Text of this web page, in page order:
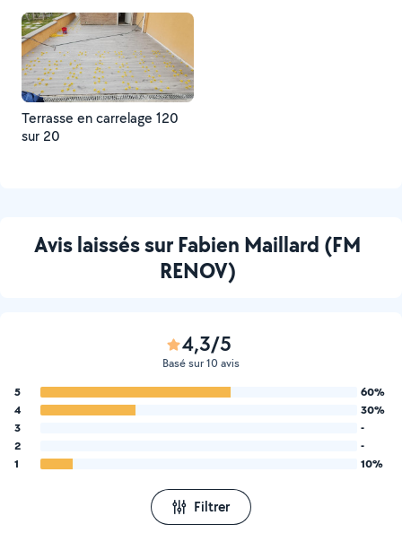
Terrasse en carrelage 120
sur 20
Avis laissés sur Fabien Maillard (FM
RENOV)
4,3/5
Basé sur 10 avis
5
60%
4
30%
3
-
2
-
1
10%
Filtrer